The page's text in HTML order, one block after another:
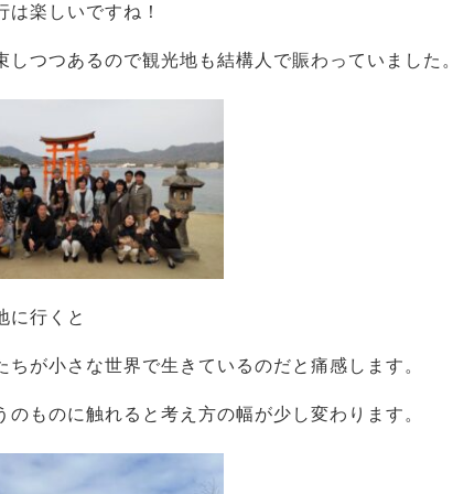
は楽しいですね！
しつつあるので観光地も結構人で賑わっていました。
に行くと
ちが小さな世界で生きているのだと痛感します。
のものに触れると考え方の幅が少し変わります。